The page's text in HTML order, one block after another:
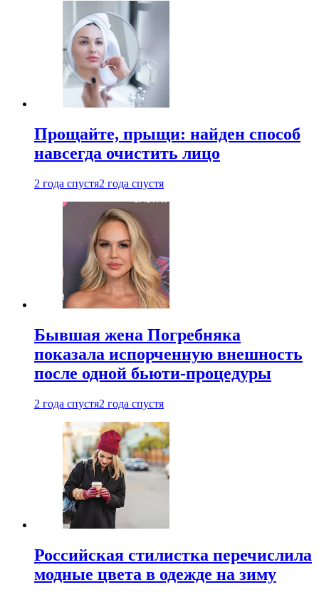
Прощайте, прыщи: найден способ
навсегда очистить лицо
2 года спустя2 года спустя
Бывшая жена Погребняка
показала испорченную внешность
после одной бьюти-процедуры
2 года спустя2 года спустя
Российская стилистка перечислила
модные цвета в одежде на зиму